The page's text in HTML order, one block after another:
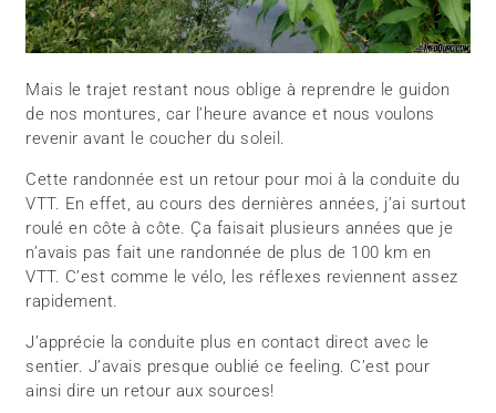
Mais le trajet restant nous oblige à reprendre le guidon
de nos montures, car l’heure avance et nous voulons
revenir avant le coucher du soleil.
Cette randonnée est un retour pour moi à la conduite du
VTT. En effet, au cours des dernières années, j’ai surtout
roulé en côte à côte. Ça faisait plusieurs années que je
n’avais pas fait une randonnée de plus de 100 km en
VTT. C’est comme le vélo, les réflexes reviennent assez
rapidement.
J’apprécie la conduite plus en contact direct avec le
sentier. J’avais presque oublié ce feeling. C’est pour
ainsi dire un retour aux sources!